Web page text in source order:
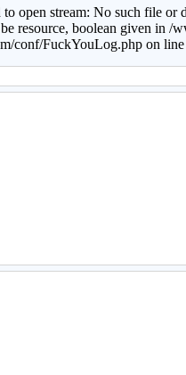
open stream: No such file or
resource, boolean given in
conf/FuckYouLog.php on